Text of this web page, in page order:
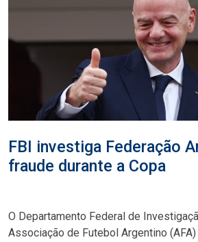
FBI investiga Federação
fraude durante a Copa
O Departamento Federal de
Associação de Futebol Argentino